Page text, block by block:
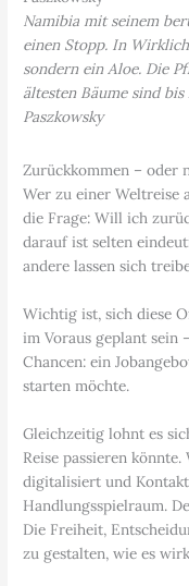
Namibia mit seinem
einen Stopp. In
sondern ein Aloe. Die
ältesten Bäume sind
Paszkowsky
Zurückkommen – oder
Wer zu einer
die Frage: Will ich
darauf ist selten
andere lassen sich
Wichtig ist, sich diese
im Voraus geplant sein
Chancen: ein
starten möchte.
Gleichzeitig lohnt es
Reise passieren
digitalisiert und
Handlungsspielraum.
Die Freiheit,
zu gestalten, wie es